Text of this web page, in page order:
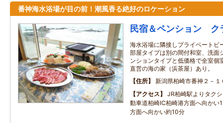
番神海水浴場が目の前！潮風香る絶好のロケーション
民宿＆ペンション ク
海水浴場に隣接しプライベートビ
部屋タイプは別の間付和室、洗面
ンションタイプと低価格で全室
直営の海の家（浜茶屋）あり。
住所
新潟県柏崎市番神２－１
アクセス
JR柏崎駅よりタク
動車道柏崎IC柏崎港方面へ向かい
方面へ向かい約10分